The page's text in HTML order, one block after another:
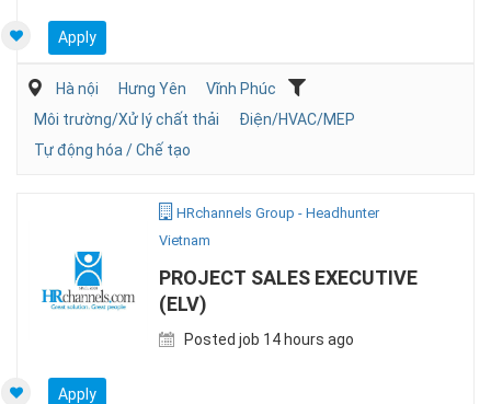
Apply
Hà nội Hưng Yên
Vĩnh Phúc
Môi trường/Xử lý chất thải
Điện/HVAC/MEP
Tự động hóa / Chế tạo
HRchannels Group - Headhunter
Vietnam
PROJECT SALES EXECUTIVE
(ELV)
Posted job 14 hours ago
Apply